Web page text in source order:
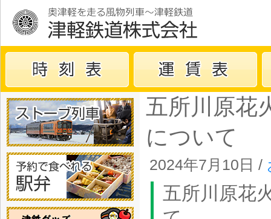
五所川原花
について
2024年7月10日 /
五所川原花